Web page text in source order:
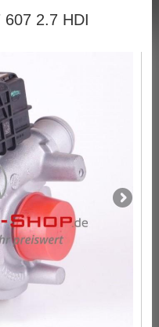
607 2.7 HDI